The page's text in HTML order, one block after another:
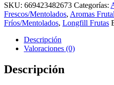
SKU: 669423482673 Categorías:
Frescos/Mentolados, Aromas
Fríos/Mentolados, Longfill Frutas
Descripción
Valoraciones (0)
Descripción